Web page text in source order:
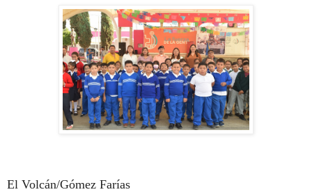
El Volcán/Gómez Farías